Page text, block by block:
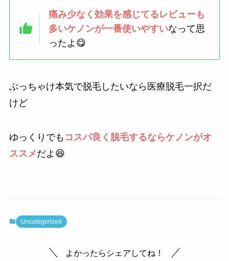
痛み少なく効果を感じてるレビューも
多いケノンが一番使いやすいなって思
ったよ😋
ぶっちゃけ本気で脱毛したいなら医療脱毛一択だ
けど
ゆっくりでも コスパ良く脱毛するならケノンがオ
ススメだよ😆
Uncategorized
よかったらシェアしてね！